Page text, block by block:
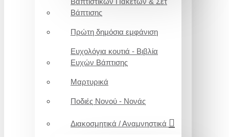
Βάπτισης
Πρώτη δημόσια εμφάνιση
Ευχολόγια κουτιά - Βιβλία
Ευχών Βάπτισης
Μαρτυρικά
Ποδιές Νονού - Νονάς
Διακοσμητικά / Αναμνηστικά